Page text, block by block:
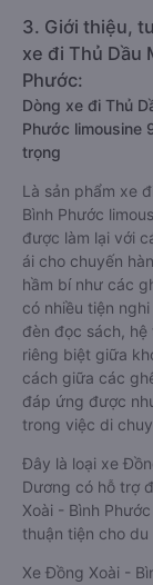
3. Giới thiệu,
xe đi Thủ Dầu
Phước:
Dòng xe đi Thủ
Phước limousine
trọng
Là sản phẩm xe
Bình Phước
được làm lại với
ái cho chuyến
hầm bí như các
có nhiều tiện
đèn đọc sách,
riêng biệt giữa
cách giữa các
đáp ứng được
trong việc di
Đây là loại xe
Dương có hỗ trợ
Xoài - Bình
thuận tiện cho du
Xe Đồng Xoài -